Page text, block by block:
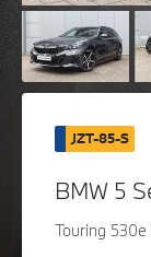
JZT-85-S
BMW 5
Touring